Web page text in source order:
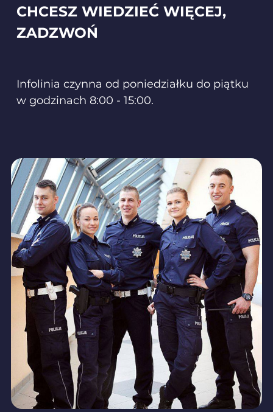
CHCESZ WIEDZIEĆ WIĘCEJ,
ZADZWOŃ
Infolinia czynna od poniedziałku do piątku
w godzinach 8:00 - 15:00.